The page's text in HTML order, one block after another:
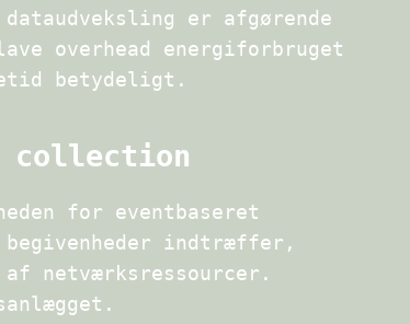
er afgørende
overhead energiforbruget
betydeligt.
collection
for eventbaseret
begivenheder indtræffer,
netværksressourcer.